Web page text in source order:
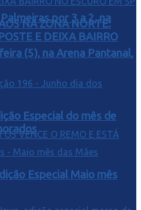
por 3 a 2, na
(5), na Arena Pantanal,
NA ZONA NORTE:
E DEIXA BAIRRO
Especial do mês de
Especial Maio mês